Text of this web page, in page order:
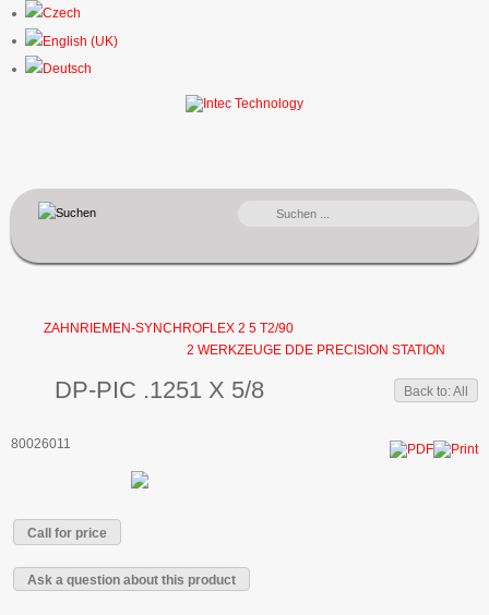
SUCHEN
ZAHNRIEMEN-SYNCHROFLEX 2 5 T2/90
2 WERKZEUGE DDE PRECISION STATION
Back to: All
DP-PIC .1251 X 5/8
80026011
Call for price
Ask a question about this product